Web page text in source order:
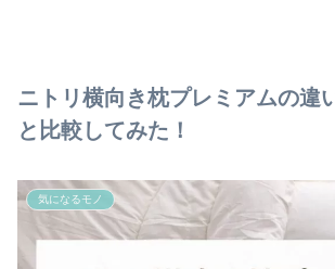
ニトリ横向き枕プレミアムの違
と比較してみた！
気になるモノ